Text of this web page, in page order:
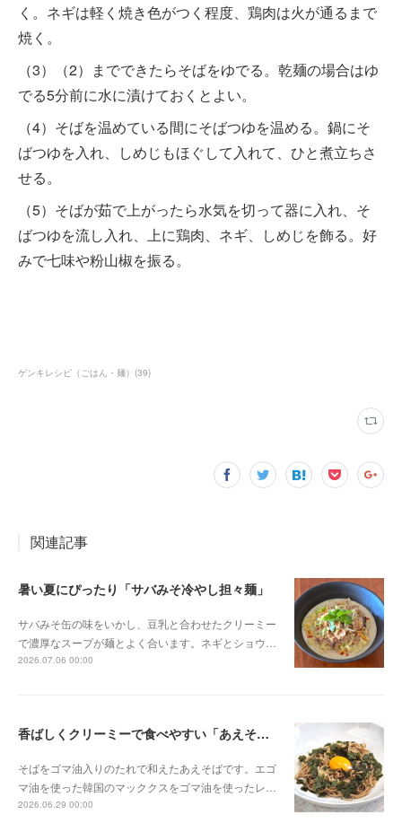
く。ネギは軽く焼き色がつく程度、鶏肉は火が通るまで
焼く。
（3）（2）までできたらそばをゆでる。乾麺の場合はゆ
でる5分前に水に漬けておくとよい。
（4）そばを温めている間にそばつゆを温める。鍋にそ
ばつゆを入れ、しめじもほぐして入れて、ひと煮立ちさ
せる。
（5）そばが茹で上がったら水気を切って器に入れ、そ
ばつゆを流し入れ、上に鶏肉、ネギ、しめじを飾る。好
みで七味や粉山椒を振る。
ゲンキレシピ（ごはん・麺） (39)
関連記事
暑い夏にぴったり「サバみそ冷やし担々麺」
サバみそ缶の味をいかし、豆乳と合わせたクリーミー
で濃厚なスープが麺とよく合います。ネギとショウ…
2026.07.06 00:00
香ばしくクリーミーで食べやすい「あえそば」
そばをゴマ油入りのたれで和えたあえそばです。エゴ
マ油を使った韓国のマッククスをゴマ油を使ったレ…
2026.06.29 00:00